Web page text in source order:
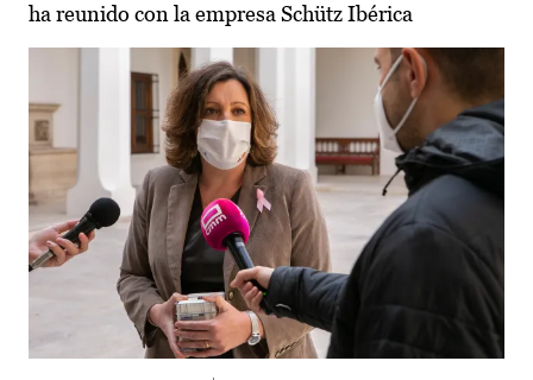
ha reunido con la empresa Schütz Ibérica